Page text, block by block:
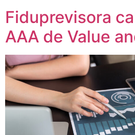
Fiduprevisora
AAA de Value